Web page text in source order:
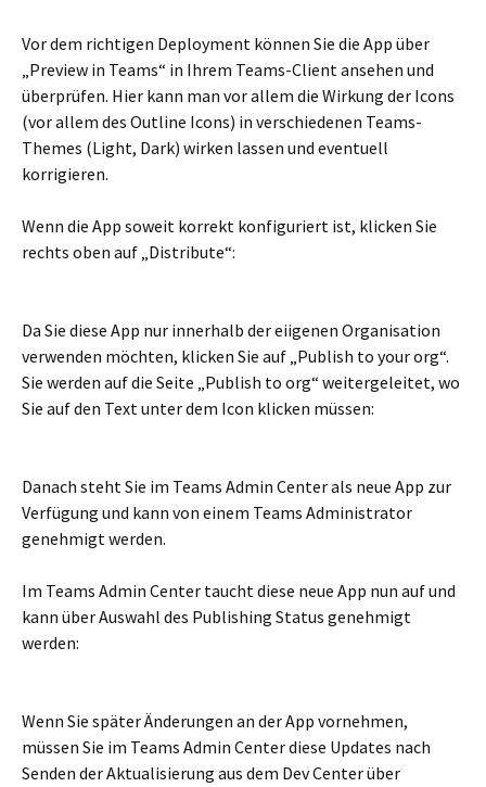
Vor dem richtigen Deployment können Sie die App über
„Preview in Teams“ in Ihrem Teams-Client ansehen und
überprüfen. Hier kann man vor allem die Wirkung der Icons
(vor allem des Outline Icons) in verschiedenen Teams-
Themes (Light, Dark) wirken lassen und eventuell
korrigieren.
Wenn die App soweit korrekt konfiguriert ist, klicken Sie
rechts oben auf „Distribute“:
Da Sie diese App nur innerhalb der eiigenen Organisation
verwenden möchten, klicken Sie auf „Publish to your org“.
Sie werden auf die Seite „Publish to org“ weitergeleitet, wo
Sie auf den Text unter dem Icon klicken müssen:
Danach steht Sie im Teams Admin Center als neue App zur
Verfügung und kann von einem Teams Administrator
genehmigt werden.
Im Teams Admin Center taucht diese neue App nun auf und
kann über Auswahl des Publishing Status genehmigt
werden:
Wenn Sie später Änderungen an der App vornehmen,
müssen Sie im Teams Admin Center diese Updates nach
Senden der Aktualisierung aus dem Dev Center über